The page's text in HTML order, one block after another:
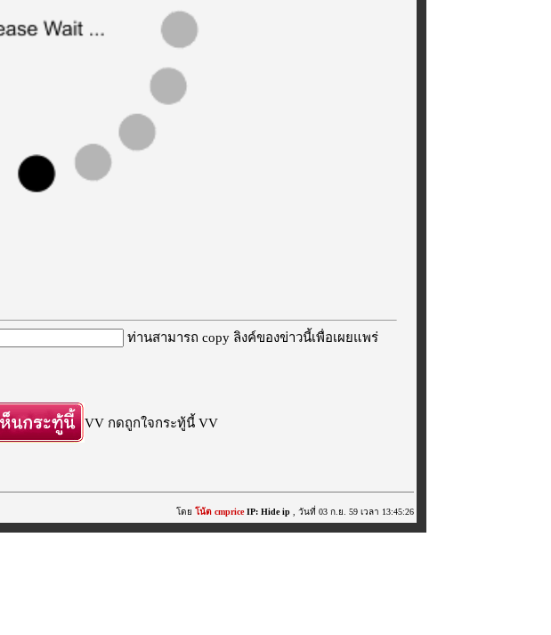
ท่านสามารถ copy ลิงค์ของข่าวนี้เพื่อเผยแพร่
VV กดถูกใจกระทู้นี้ VV
โดย โน้ต cmprice IP: Hide ip , วันที่ 03 ก.ย. 59 เวลา 13:45:26